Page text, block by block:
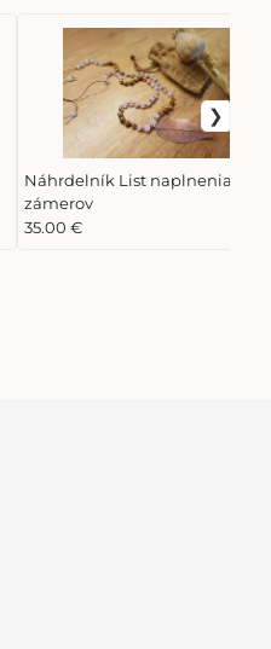
Náhrdelník List naplnenia
zámerov
35.00 €